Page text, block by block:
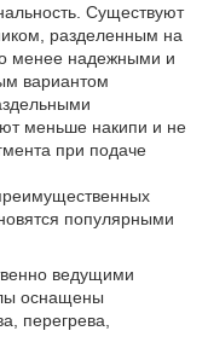
Существуют
разделенным на
менее надежными и
вариантом
меньше накипи и не
при подаче
популярными
ведущими
оснащены
перегрева,